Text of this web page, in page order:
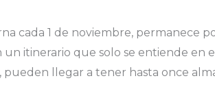
cada 1 de noviembre, permanece
un itinerario que solo se entiende en
llegar a tener hasta once